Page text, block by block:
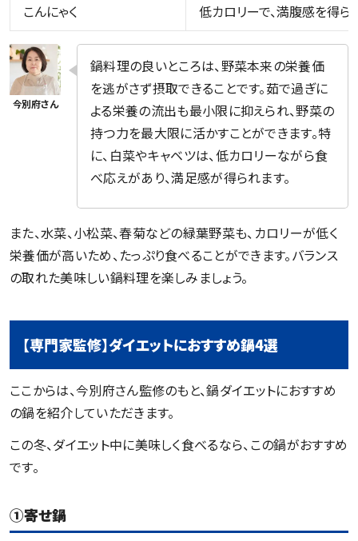
こんにゃく 低カロリーで、満腹感を得ら
鍋料理の良いところは、野菜本来の栄養価
を逃がさず摂取できることです。茹で過ぎに
よる栄養の流出も最小限に抑えられ、野菜の
持つ力を最大限に活かすことができます。特
に、白菜やキャベツは、低カロリーながら食
べ応えがあり、満足感が得られます。
また、水菜、小松菜、春菊などの緑葉野菜も、カロリーが低く
栄養価が高いため、たっぷり食べることができます。バランス
の取れた美味しい鍋料理を楽しみましょう。
【専門家監修】ダイエットにおすすめ鍋4選
ここからは、今別府さん監修のもと、鍋ダイエットにおすすめ
の鍋を紹介していただきます。
この冬、ダイエット中に美味しく食べるなら、この鍋がおすすめ
です。
①寄せ鍋